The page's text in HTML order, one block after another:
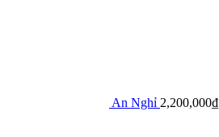
An Nghỉ 2,200,000₫